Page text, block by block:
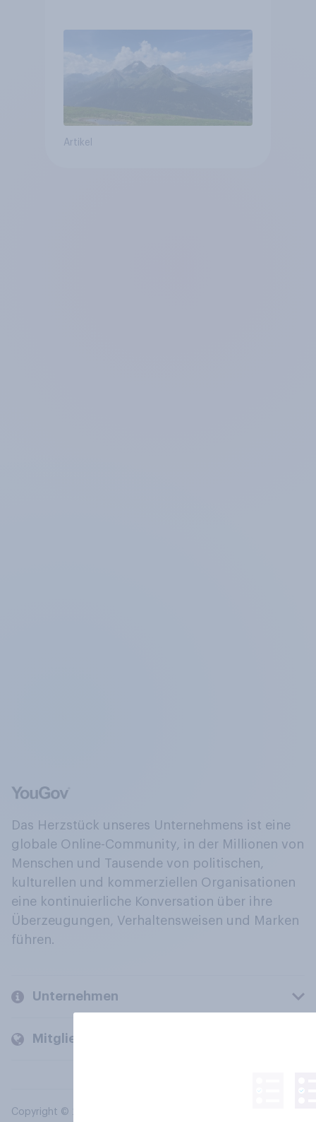
Altersvorsorge
Artikel
Das Herzstück unseres Unternehmens ist eine
globale Online-Community, in der Millionen von
Menschen und Tausende von politischen,
kulturellen und kommerziellen Organisationen
eine kontinuierliche Konversation über ihre
Überzeugungen, Verhaltensweisen und Marken
führen.
Unternehmen
Mitglieder und Kunden
Copyright © 2026 YouGov PLC. Alle Rechte vorbehalten.